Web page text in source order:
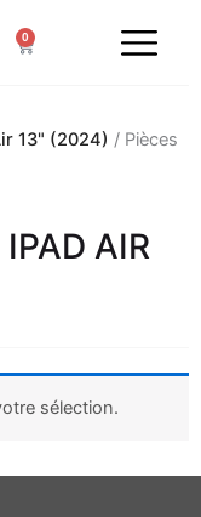
0
Panier
13" (2024) / Pièces
AIR
sélection.